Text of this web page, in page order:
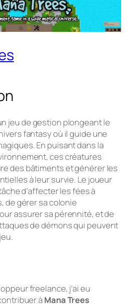
jeu de gestion plongeant le
fantasy où il guide une
En puisant dans la
ces créatures
des bâtiments et générer les
à leur survie. Le joueur
d’affecter les fées à
de gérer sa colonie
assurer sa pérennité, et de
de démons qui peuvent
freelance, j’ai eu
à Mana Trees